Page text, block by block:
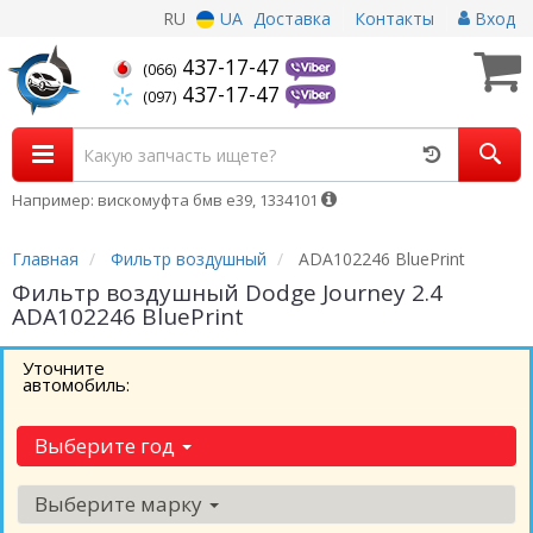
RU UA Доставка Контакты Вход
(066) 437-17-47
(097) 437-17-47
Например: вискомуфта бмв е39, 1334101
Главная Фильтр воздушный ADA102246 BluePrint
Фильтр воздушный Dodge Journey 2.4
ADA102246 BluePrint
Уточните
автомобиль:
Выберите год
Выберите марку